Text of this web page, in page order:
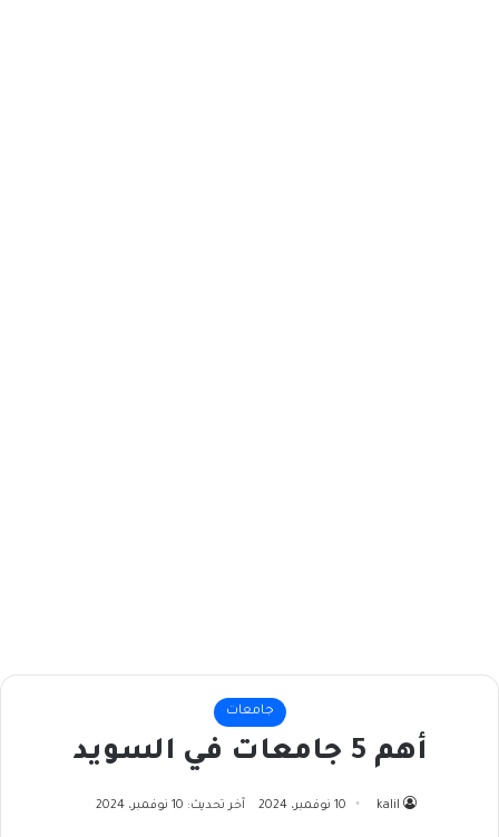
جامعات
أهم 5 جامعات في السويد
kalil 10 نوفمبر، 2024 آخر تحديث: 10 نوفمبر، 2024